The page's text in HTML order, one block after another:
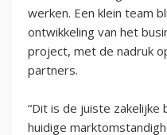
werken. Een klein team
ontwikkeling van het
project, met de nadruk
partners.
“Dit is de juiste
huidige